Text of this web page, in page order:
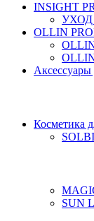
INSIGHT
УХОД
OLLIN
Аксессуары
Косметика
SUN